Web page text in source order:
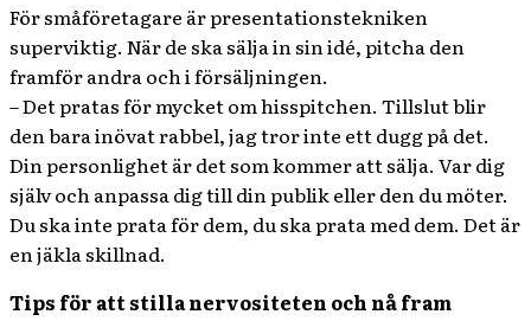
För småföretagare är presentationstekniken
superviktig. När de ska sälja in sin idé, pitcha den
framför andra och i försäljningen.
– Det pratas för mycket om hisspitchen. Tillslut blir
den bara inövat rabbel, jag tror inte ett dugg på det.
Din personlighet är det som kommer att sälja. Var dig
själv och anpassa dig till din publik eller den du möter.
Du ska inte prata för dem, du ska prata med dem. Det är
en jäkla skillnad.
Tips för att stilla nervositeten och nå fram